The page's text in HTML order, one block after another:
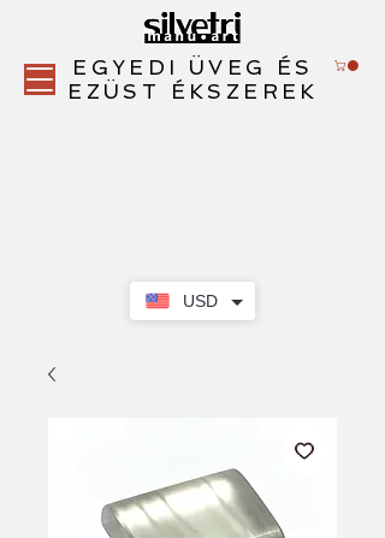
USD
EGYEDI ÜVEG ÉS
EZÜST ÉKSZEREK